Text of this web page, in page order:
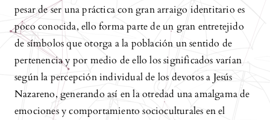
pesar de ser una práctica con gran arraigo identitario es
poco conocida, ello forma parte de un gran entretejido
de símbolos que otorga a la población un sentido de
pertenencia y por medio de ello los significados varían
según la percepción individual de los devotos a Jesús
Nazareno, generando así en la otredad una amalgama de
emociones y comportamiento socioculturales en el